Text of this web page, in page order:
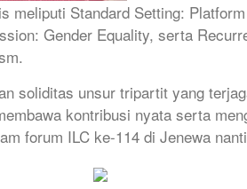
meliputi Standard Setting:
Gender Equality, serta
soliditas unsur tripartit yang
kontribusi nyata serta
forum ILC ke-114 di Jenewa